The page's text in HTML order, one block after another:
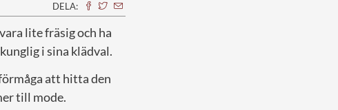
DELA:
lite fräsig och ha
i sina klädval.
att hitta den
till mode.